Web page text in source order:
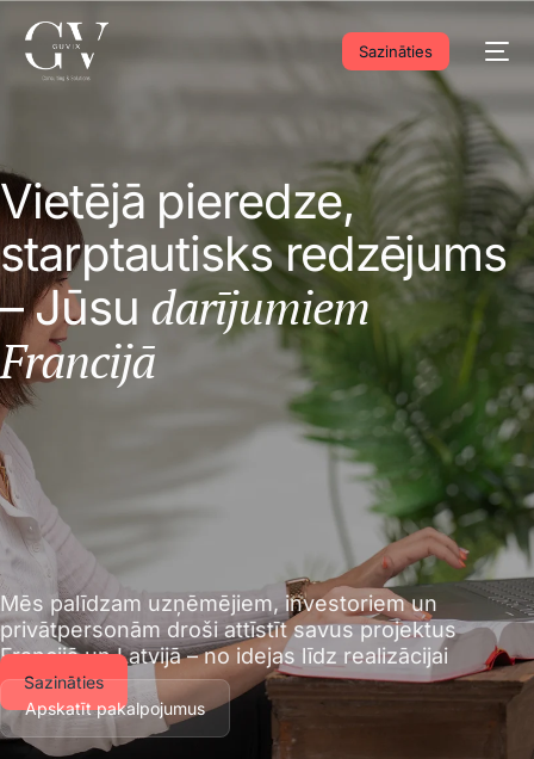
Sazināties
Vietējā pieredze,
starptautisks redzējums
– Jūsu darījumiem
Francijā
Mēs palīdzam uzņēmējiem, investoriem un
privātpersonām droši attīstīt savus projektus
Francijā un Latvijā – no idejas līdz realizācijai
Sazināties
Apskatīt pakalpojumus